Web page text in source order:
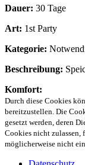
Dauer: 30 Tage
Art: 1st Party
Kategorie:
Beschreibung:
Komfort:
Durch diese Cookies
bereitzustellen. Die
gesetzt werden, deren
Cookies nicht zulassen,
möglicherweise nicht